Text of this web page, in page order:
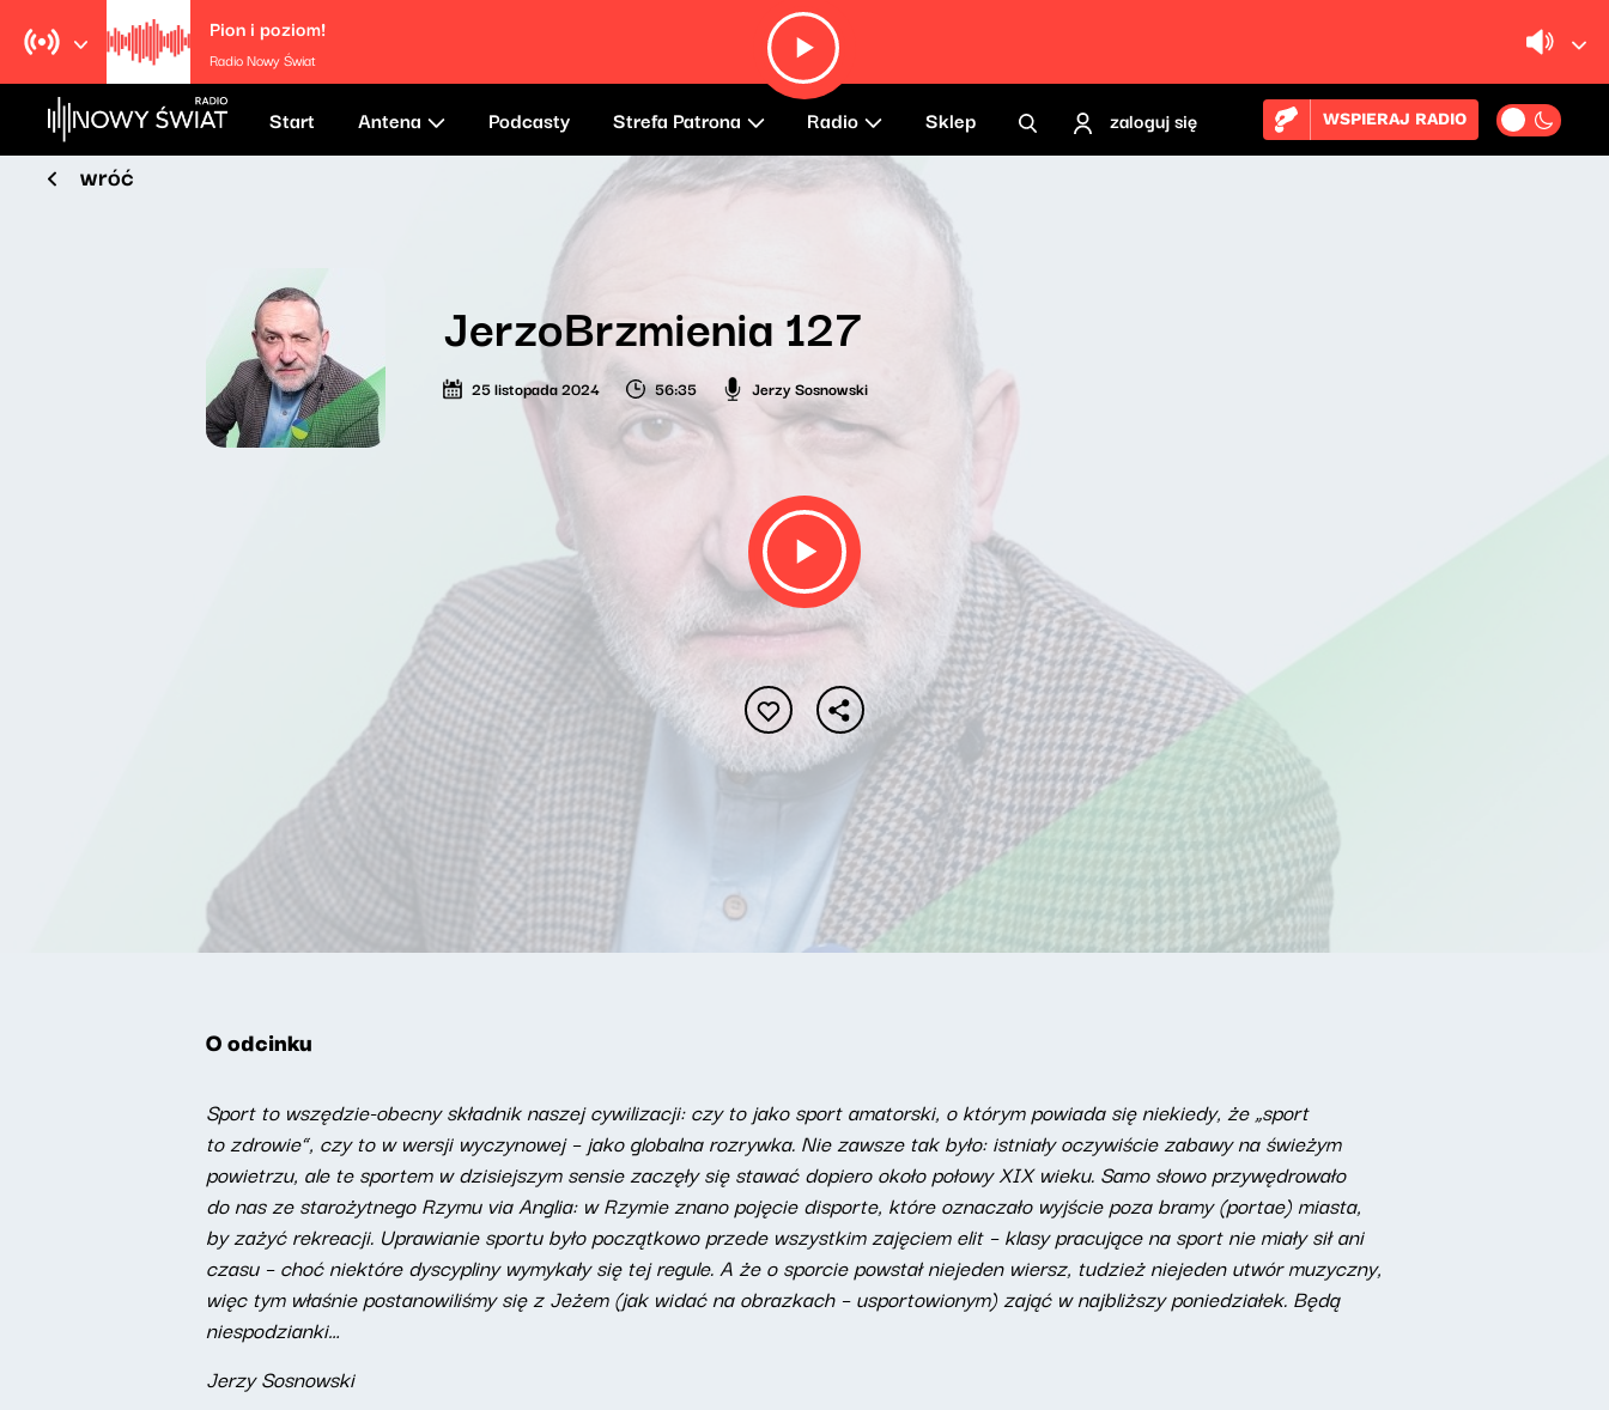
Pion i poziom!
Radio Nowy Świat
Start Antena Podcasty Strefa Patrona Radio Sklep zaloguj się WSPIERAJ RADIO
wróć
JerzoBrzmienia 127
25 listopada 2024 56:35 Jerzy Sosnowski
O odcinku
Sport to wszędzie-obecny składnik naszej cywilizacji: czy to jako sport amatorski, o którym powiada się niekiedy, że „sport
to zdrowie”, czy to w wersji wyczynowej – jako globalna rozrywka. Nie zawsze tak było: istniały oczywiście zabawy na świeżym
powietrzu, ale te sportem w dzisiejszym sensie zaczęły się stawać dopiero około połowy XIX wieku. Samo słowo przywędrowało
do nas ze starożytnego Rzymu via Anglia: w Rzymie znano pojęcie disporte, które oznaczało wyjście poza bramy (portae) miasta,
by zażyć rekreacji. Uprawianie sportu było początkowo przede wszystkim zajęciem elit – klasy pracujące na sport nie miały sił ani
czasu – choć niektóre dyscypliny wymykały się tej regule. A że o sporcie powstał niejeden wiersz, tudzież niejeden utwór muzyczny,
więc tym właśnie postanowiliśmy się z Jeżem (jak widać na obrazkach – usportowionym) zająć w najbliższy poniedziałek. Będą
niespodzianki…
Jerzy Sosnowski